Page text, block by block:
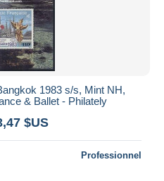
1983 s/s, Mint NH,
& Ballet - Philately
$US
Professionnel